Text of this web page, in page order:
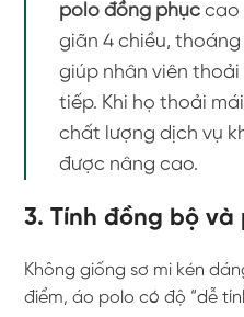
polo đồng phục cao
giãn 4 chiều,
giúp nhân viên
tiếp. Khi họ thoải
chất lượng dịch vụ
được nâng cao.
3. Tính đồng bộ
Không giống sơ mi kén
điểm, áo polo có độ “dễ